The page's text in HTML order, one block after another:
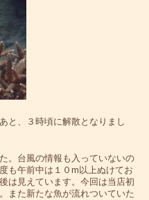
と、３時頃に解散となりまし
。台風の情報も入っていないの
も午前中は１０m以上ぬけてお
は見えています。今回は当店初
また新たな魚が流れついていた